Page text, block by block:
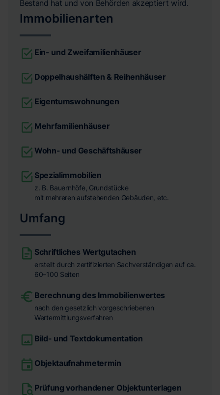
Bestand hat und von Behörden akzeptiert wird.
Immobilienarten
Ein- und Zweifamilienhäuser
Doppelhaushälften & Reihenhäuser
Eigentumswohnungen
Mehrfamilienhäuser
Wohn- und Geschäftshäuser
Spezialimmobilien
z. B. Bauernhöfe, Grundstücke
mit mehreren aufstehenden Gebäuden, etc.
Umfang
Schriftliches Wertgutachen
erstellt durch zertifizierten Sachverständigen auf ca.
60–100 Seiten
Berechnung des Immobilienwertes
nach den gesetzlich vorgeschriebenen
Wertermittlungsverfahren
Bild- und Textdokumentation
Objektaufnahmetermin
Prüfung vorhandener Objektunterlagen